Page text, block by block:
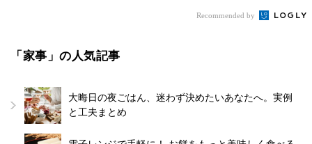
Recommended by
「家事」の人気記事
大晦日の夜ごはん、迷わず決めたいあなたへ。実例
と工夫まとめ